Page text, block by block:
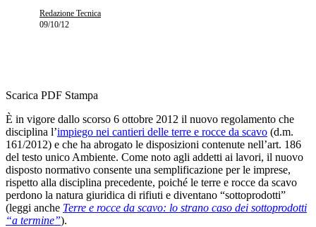
Redazione Tecnica
09/10/12
Scarica PDF Stampa
È in vigore dallo scorso 6 ottobre 2012 il nuovo regolamento che
disciplina l’impiego nei cantieri delle terre e rocce da scavo (d.m.
161/2012) e che ha abrogato le disposizioni contenute nell’art. 186
del testo unico Ambiente. Come noto agli addetti ai lavori, il nuovo
disposto normativo consente una semplificazione per le imprese,
rispetto alla disciplina precedente, poiché le terre e rocce da scavo
perdono la natura giuridica di rifiuti e diventano “sottoprodotti”
(leggi anche Terre e rocce da scavo: lo strano caso dei sottoprodotti
“a termine”).